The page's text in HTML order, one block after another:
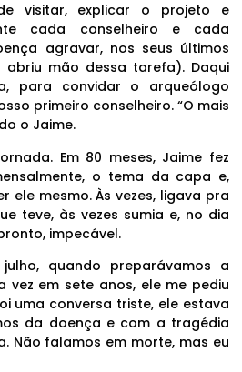
visitar, explicar o projeto e
cada conselheiro e cada
agravar, nos seus últimos
abriu mão dessa tarefa). Daqui
para convidar o arqueólogo
primeiro conselheiro. “O mais
o Jaime.
Em 80 meses, Jaime fez
o tema da capa e,
ele mesmo. Às vezes, ligava pra
teve, às vezes sumia e, no dia
impecável.
quando preparávamos a
vez em sete anos, ele me pediu
uma conversa triste, ele estava
da doença e com a tragédia
Não falamos em morte, mas eu